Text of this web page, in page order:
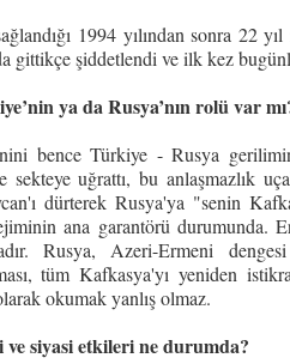
1994 yılından sonra 22
gittikçe şiddetlendi ve ilk kez
ya da Rusya’nın rolü var
bence Türkiye - Rusya
sekteye uğrattı, bu anlaşmazlık
dürterek Rusya'ya "senin
ana garantörü durumunda.
Rusya, Azeri-Ermeni
tüm Kafkasya'yı yeniden
okumak yanlış olmaz.
ve siyasi etkileri ne durumda?